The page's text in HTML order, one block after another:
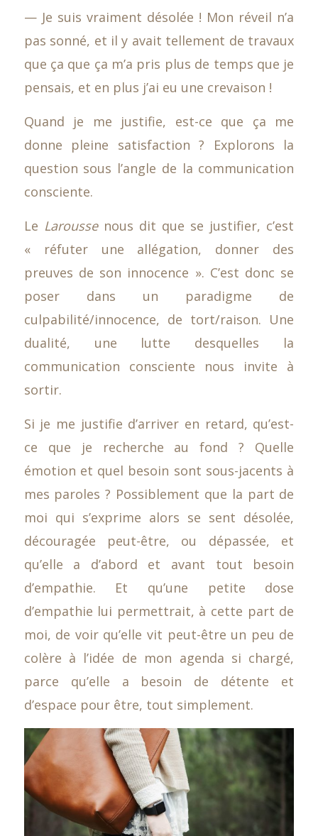
— Je suis vraiment désolée ! Mon réveil n’a
pas sonné, et il y avait tellement de travaux
que ça que ça m’a pris plus de temps que je
pensais, et en plus j’ai eu une crevaison !
Quand je me justifie, est-ce que ça me
donne pleine satisfaction ? Explorons la
question sous l’angle de la communication
consciente.
Le Laroussenous dit que se justifier, c’est
« réfuter une allégation, donner des
preuves de son innocence ». C’est donc se
poser dans un paradigme de
culpabilité/innocence, de tort/raison. Une
dualité, une lutte desquelles la
communication consciente nous invite à
sortir.
Si je me justifie d’arriver en retard, qu’est-
ce que je recherche au fond ? Quelle
émotion et quel besoin sont sous-jacents à
mes paroles ? Possiblement que la part de
moi qui s’exprime alors se sent désolée,
découragée peut-être, ou dépassée, et
qu’elle a d’abord et avant tout besoin
d’empathie. Et qu’une petite dose
d’empathie lui permettrait, à cette part de
moi, de voir qu’elle vit peut-être un peu de
colère à l’idée de mon agenda si chargé,
parce qu’elle a besoin de détente et
d’espace pour être, tout simplement.